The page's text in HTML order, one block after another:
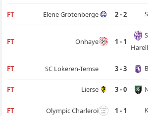
FT Elene Grotenberge 2 - 2
FT Onhaye 1 - 1
FT SC Lokeren-Temse 3 - 3
FT Lierse 3 - 0
FT Olympic Charleroi 1 - 1